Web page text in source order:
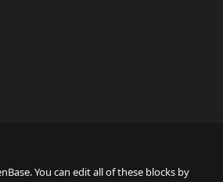
You can edit all of these blocks by